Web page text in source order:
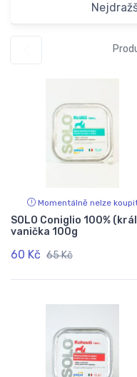
Momentálně nelze
SOLO Coniglio 100%
vanička 100g
60 Kč 65 Kč